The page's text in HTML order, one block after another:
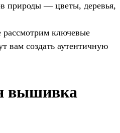
природы — цветы, деревья,
рассмотрим ключевые
вам создать аутентичную
вышивка